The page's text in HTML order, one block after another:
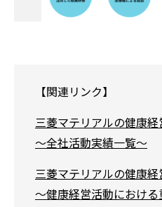
【関連リンク】
三菱マテリアルの健康
～全社活動実績一覧～
三菱マテリアルの健康
～健康経営活動におけ